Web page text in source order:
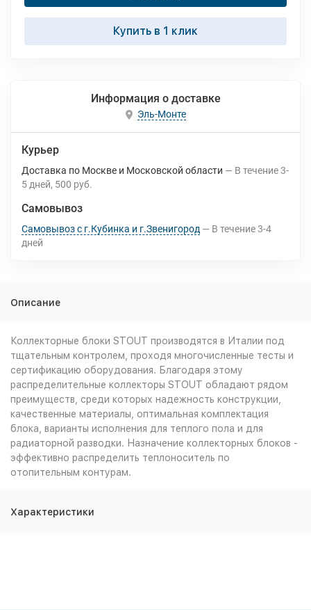
Купить в 1 клик
Информация о доставке
Эль-Монте
Курьер
Доставка по Москве и Московской области В течение3-
5 дней 500 руб.
Самовывоз
Самовывоз с г.Кубинка и г.Звенигород В течение3-4
дней
Описание
Коллекторные блоки STOUT производятся в Италии под
тщательным контролем, проходя многочисленные тесты и
сертификацию оборудования. Благодаря этому
распределительные коллекторы STOUT обладают рядом
преимуществ, среди которых надежность конструкции,
качественные материалы, оптимальная комплектация
блока, варианты исполнения для теплого пола и для
радиаторной разводки. Назначение коллекторных блоков -
эффективно распределить теплоноситель по
отопительным контурам.
Характеристики